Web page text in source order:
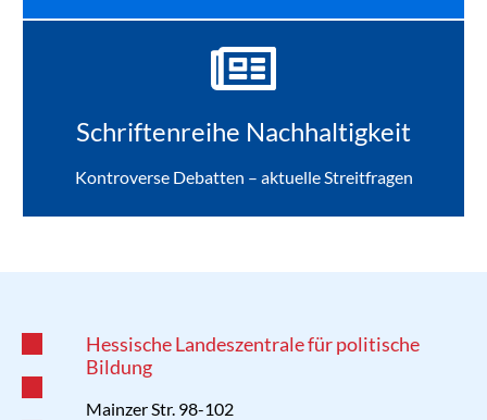
Schriftenreihe Nachhaltigkeit
Kontroverse Debatten – aktuelle Streitfragen
Hessische Landeszentrale für politische
Bildung
Mainzer Str. 98-102